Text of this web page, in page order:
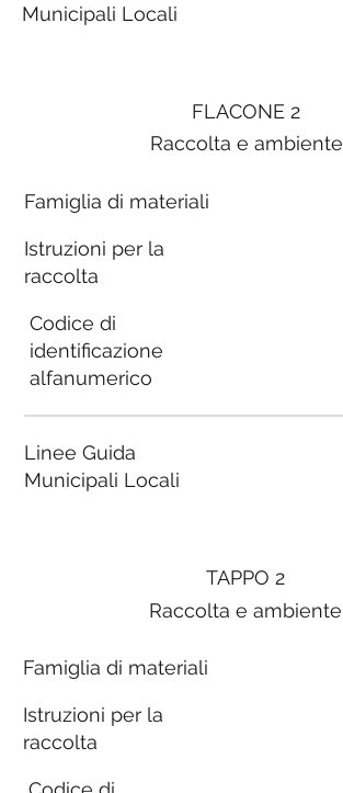
FLACONE 2
Raccolta e ambiente
Famiglia di materiali
Istruzioni per la
raccolta
Codice di
identificazione
alfanumerico
Linee Guida
Municipali Locali
Municipali Locali
TAPPO 2
Raccolta e ambiente
Famiglia di materiali
Istruzioni per la
raccolta